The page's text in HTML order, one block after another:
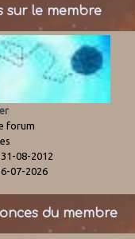
sur le membre
forum
08-2012
07-2026
du membre